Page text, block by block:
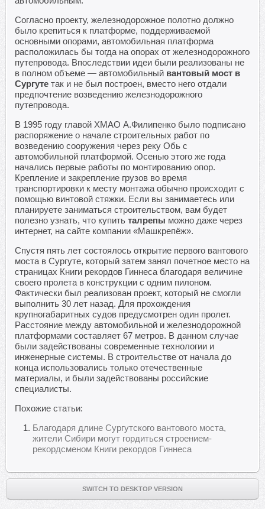
Согласно проекту, железнодорожное полотно должно
было крепиться к платформе, поддерживаемой
основными опорами, автомобильная платформа
расположилась бы тогда на опорах от железнодорожного
путепровода. Впоследствии идеи были реализованы не
в полном объеме — автомобильный вантовый мост в
Сургуте так и не был построен, вместо него отдали
предпочтение возведению железнодорожного
путепровода.
В 1995 году главой ХМАО А.Филипенко было подписано
распоряжение о начале строительных работ по
возведению сооружения через реку Обь с
автомобильной платформой. Осенью этого же года
начались первые работы по монтированию опор.
Крепление и закрепление грузов во время
транспортировки к месту монтажа обычно происходит с
помощью винтовой стяжки. Если вы занимаетесь или
планируете заниматься строительством, вам будет
полезно узнать, что купить талрепы можно даже через
интернет, на сайте компании «Машкрепёж».
Спустя пять лет состоялось открытие первого вантового
моста в Сургуте, который затем занял почетное место на
страницах Книги рекордов Гиннеса благодаря величине
своего пролета в конструкции с одним пилоном.
Фактически был реализован проект, который не смогли
выполнить 30 лет назад. Для прохождения
крупногабаритных судов предусмотрен один пролет.
Расстояние между автомобильной и железнодорожной
платформами составляет 67 метров. В данном случае
были задействованы современные технологии и
инженерные системы. В строительстве от начала до
конца использовались только отечественные
материалы, и были задействованы российские
специалисты.
Похожие статьи:
Благодаря длине Сургутского вантового моста,
жители Сибири могут гордиться строением-
рекордсменом Книги рекордов Гиннеса
SWITCH TO DESKTOP VERSION